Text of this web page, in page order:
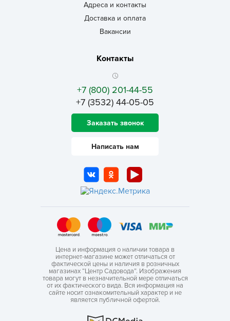
Адреса и контакты
Доставка и оплата
Вакансии
Контакты
+7 (800) 201-44-55
+7 (3532) 44-05-05
Заказать звонок
Написать нам
Цена и информация о наличии товара в
интернет-магазине может отличаться от
фактической цены и наличия в розничных
магазинах “Центр Садовода”. Изображения
товара могут в незначительной мере отличаться
от их фактического вида. Вся информация на
сайте носит ознакомительный характер и не
является публичной офертой.